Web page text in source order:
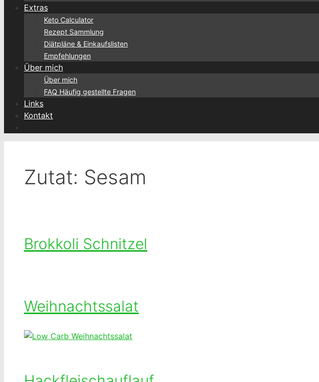
Extras
Keto Calculator
Rezept Sammlung
Diätpläne & Einkaufslisten
Empfehlungen
Über mich
Über mich
FAQ Häufig gestellte Fragen
Links
Kontakt
Zutat: Sesam
Brokkoli Schnitzel
Weihnachtssalat